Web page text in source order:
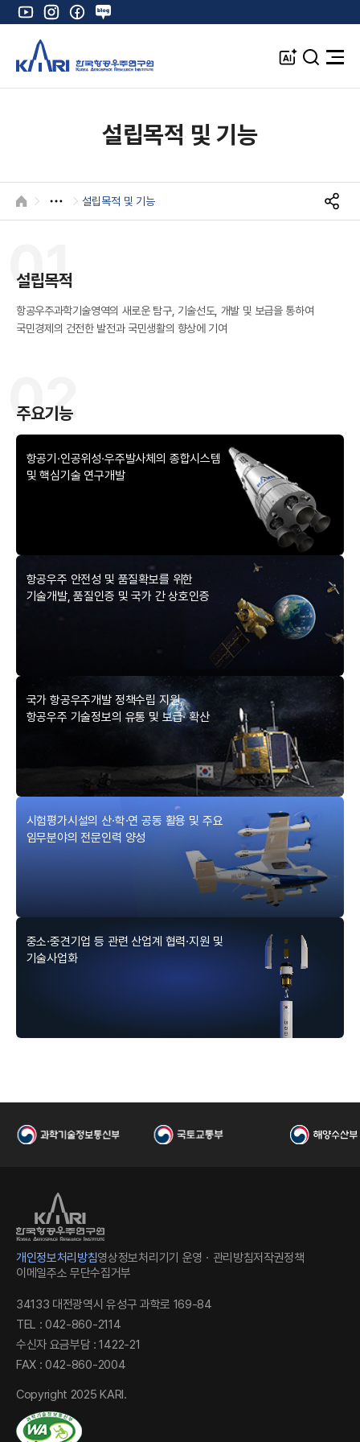
유
튜
인
스
타
그
램
페
이
북
네
이
블
로
K
A
R
I
한
국
항
A
검
전
설립목적 및 기능
HOME 설립목적 및 기능
S
N
01
설립목적
항공우주과학기술영역의 새로운 탐구, 기술선도, 개발 및 보급을 통하여
국민경제의 건전한 발전과 국민생활의 향상에 기여
02
주요기능
항공기·인공위성·우주발사체의 종합시스템
및 핵심기술 연구개발
항공우주 안전성 및 품질확보를 위한
기술개발, 품질인증 및 국가 간 상호인증
국가 항공우주개발 정책수립 지원,
항공우주 기술정보의 유통 및 보급· 확산
시험평가시설의 산·학·연 공동 활용 및 주요
임무분야의 전문인력 양성
중소·중견기업 등 관련 산업계 협력·지원 및
기술사업화
개인정보처리방침영상정보처리기기 운영ㆍ관리방침저작권정책
이메일주소 무단수집거부
34133 대전광역시 유성구 과학로 169-84
TEL : 042-860-2114
수신자 요금부담 : 1422-21
FAX : 042-860-2004
Copyright 2025 KARI.